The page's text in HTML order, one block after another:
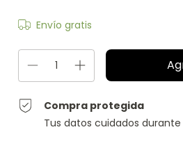
Envío gratis
Compra protegida
Tus datos cuidados